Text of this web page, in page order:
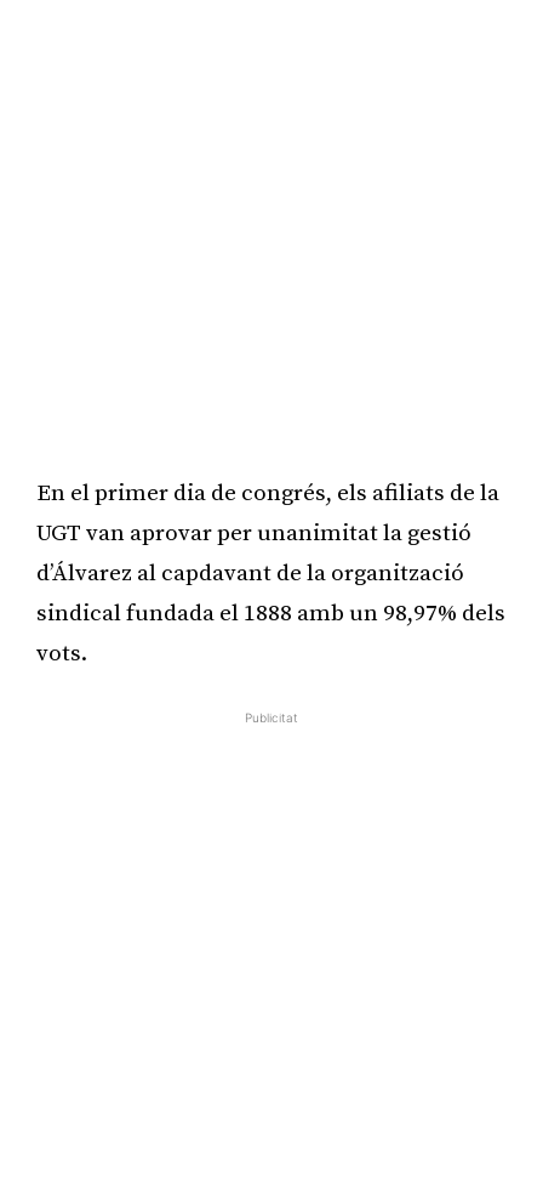
En el primer dia de congrés, els afiliats de la
UGT van aprovar per unanimitat la gestió
d’Álvarez al capdavant de la organització
sindical fundada el 1888 amb un 98,97% dels
vots.
Publicitat